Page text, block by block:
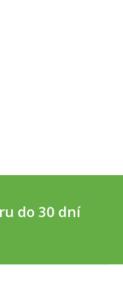
do 30 dní